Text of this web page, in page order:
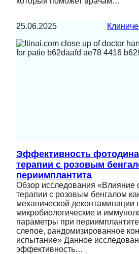
25.06.2025
Эффективность
терапии с розовым
периимплантита
Обзор исследования «Влияние
терапии с розовым бенгалом
механической деконтаминации
микробиологические и
параметры при
слепое, рандомизированное
испытание» Данное
эффективность…